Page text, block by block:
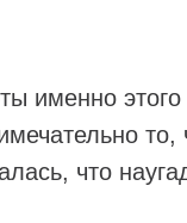
именно этого
то,
что